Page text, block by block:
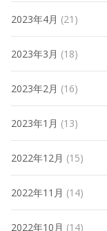
2023年4月 (21)
2023年3月 (18)
2023年2月 (16)
2023年1月 (13)
2022年12月 (15)
2022年11月 (14)
2022年10月 (14)